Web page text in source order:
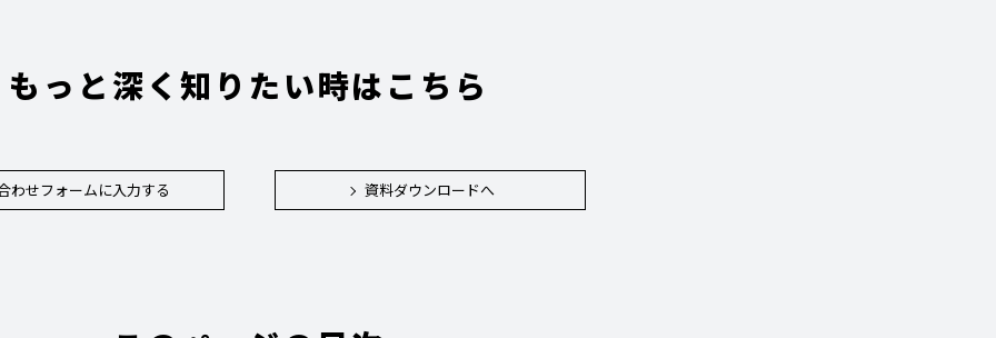
もっと深く知りたい時はこちら
わせフォームに入力する 資料ダウンロードへ